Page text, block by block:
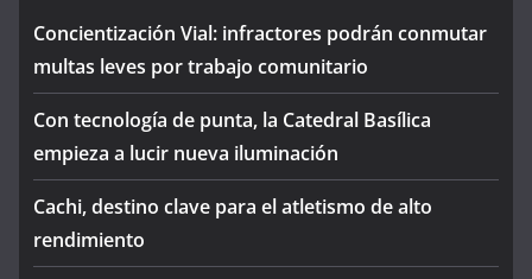
Concientización Vial: infractores podrán conmutar
multas leves por trabajo comunitario
Con tecnología de punta, la Catedral Basílica
empieza a lucir nueva iluminación
Cachi, destino clave para el atletismo de alto
rendimiento